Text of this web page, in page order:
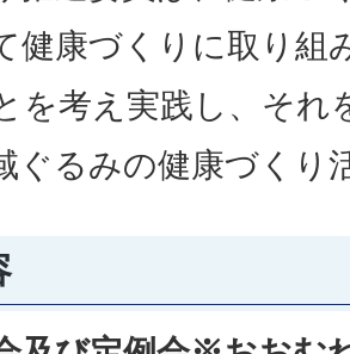
健康づくりに取り組
を考え実践し、それ
ぐるみの健康づくり